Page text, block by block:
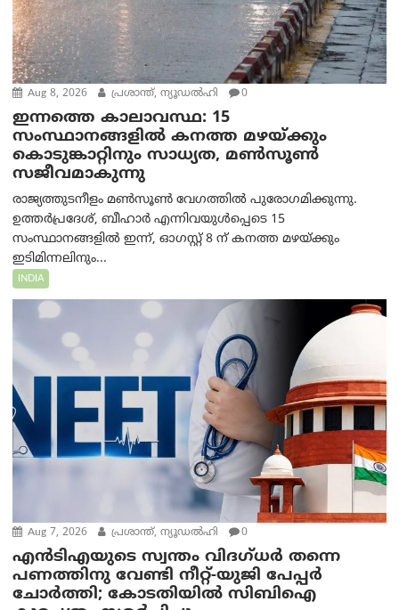
Aug 8, 2026 പ്രശാന്ത്, ന്യൂഡല്‍ഹി 0
ഇന്നത്തെ കാലാവസ്ഥ: 15
സംസ്ഥാനങ്ങളിൽ കനത്ത മഴയ്ക്കും
കൊടുങ്കാറ്റിനും സാധ്യത, മൺസൂൺ
സജീവമാകുന്നു
രാജ്യത്തുടനീളം മൺസൂൺ വേഗത്തിൽ പുരോഗമിക്കുന്നു.
ഉത്തർപ്രദേശ്, ബീഹാർ എന്നിവയുൾപ്പെടെ 15
സംസ്ഥാനങ്ങളിൽ ഇന്ന്, ഓഗസ്റ്റ് 8 ന് കനത്ത മഴയ്ക്കും
ഇടിമിന്നലിനും...
INDIA
Aug 7, 2026 പ്രശാന്ത്, ന്യൂഡല്‍ഹി 0
എൻ‌ടി‌എയുടെ സ്വന്തം വിദഗ്ധർ തന്നെ
പണത്തിനു വേണ്ടി നീറ്റ്-യു‌ജി പേപ്പർ
ചോർത്തി; കോടതിയില്‍ സിബിഐ